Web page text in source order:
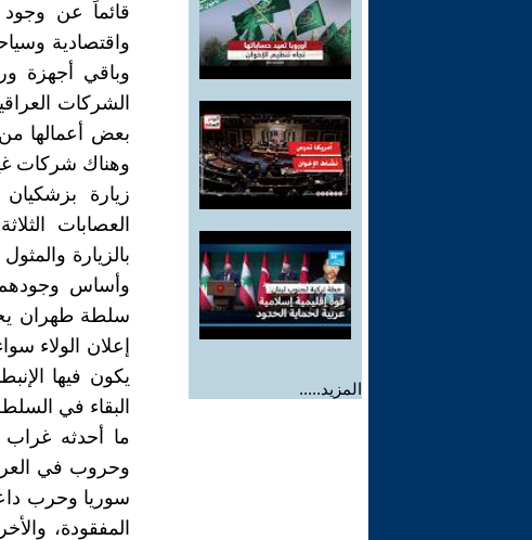
المزيد.....
قائماً عن وجود
واقتصادية
وباقي أجهزة
الشركات
بعض أعمالها
وهناك شركات
زيارة
العصابات
بالزيارة
وأساس وجودهم
سلطة طهران
إعلان الولاء
يكون فيها
البقاء في
ما أحدثه
وحروب في
سوريا وحرب
المفقودة،